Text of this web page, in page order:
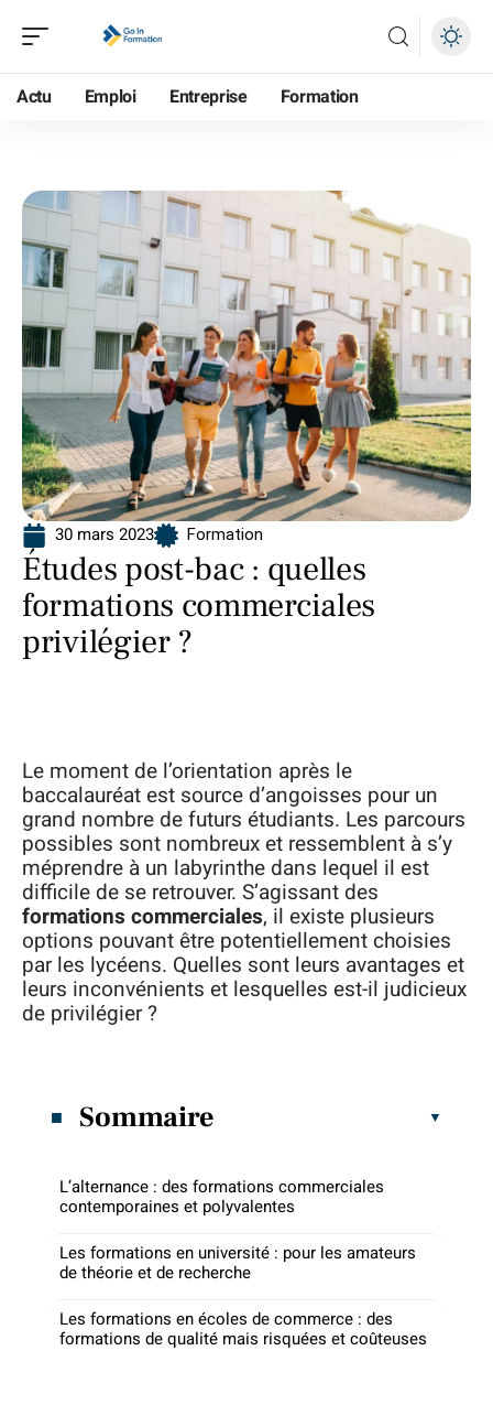
Actu Emploi Entreprise Formation
30 mars 2023 Formation
Études post-bac : quelles
formations commerciales
privilégier ?
Le moment de l’orientation après le
baccalauréat est source d’angoisses pour un
grand nombre de futurs étudiants. Les parcours
possibles sont nombreux et ressemblent à s’y
méprendre à un labyrinthe dans lequel il est
difficile de se retrouver. S’agissant des
formations commerciales, il existe plusieurs
options pouvant être potentiellement choisies
par les lycéens. Quelles sont leurs avantages et
leurs inconvénients et lesquelles est-il judicieux
de privilégier ?
Sommaire
L’alternance : des formations commerciales
contemporaines et polyvalentes
Les formations en université : pour les amateurs
de théorie et de recherche
Les formations en écoles de commerce : des
formations de qualité mais risquées et coûteuses